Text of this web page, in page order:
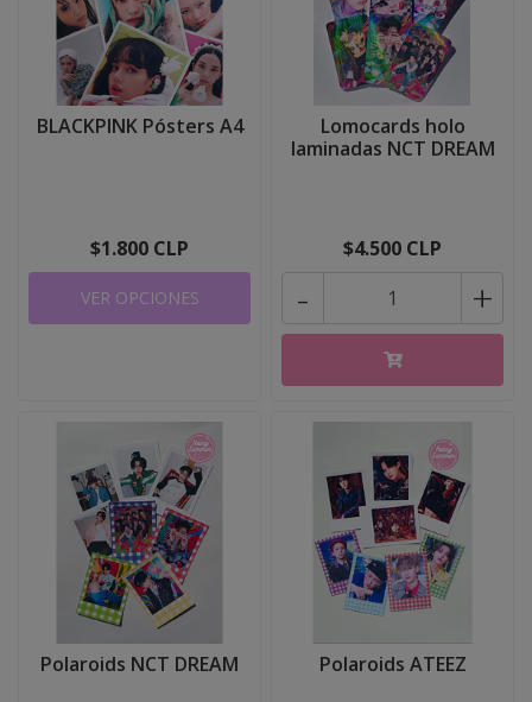
BLACKPINK Pósters A4
$1.800 CLP
VER OPCIONES
Lomocards holo
laminadas NCT DREAM
$4.500 CLP
+
-
Polaroids NCT DREAM Polaroids ATEEZ